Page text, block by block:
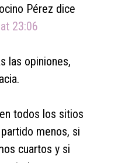
Pérez dice
23:06
las opiniones,
todos los sitios
menos, si
cuartos y si